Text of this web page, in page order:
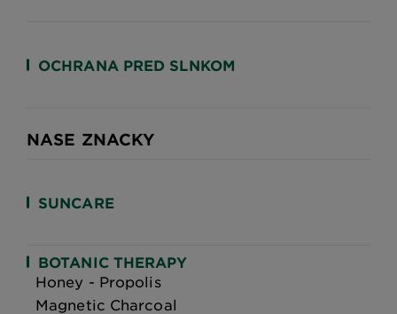
OCHRANA PRED SLNKOM
NASE ZNACKY
SUNCARE
BOTANIC THERAPY
Honey - Propolis
Magnetic Charcoal